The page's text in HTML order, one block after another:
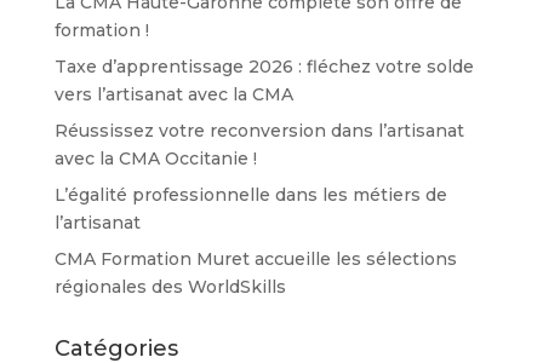
formation !
Taxe d’apprentissage 2026 : fléchez votre solde
vers l’artisanat avec la CMA
Réussissez votre reconversion dans l’artisanat
avec la CMA Occitanie !
L’égalité professionnelle dans les métiers de
l’artisanat
CMA Formation Muret accueille les sélections
régionales des WorldSkills
Catégories